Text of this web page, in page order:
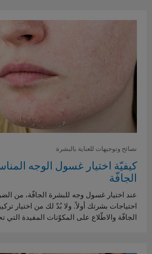
نصائح وتوجيهات للعناية بالبشرة
كيفيّة اختيار غسول الوجه
الجافّة
عند اختيار غسول وجه للبشرة الجافّة، من
احتياجات بشرتك أولاً. ولا بُدّ لك من اختيار
الجافّة والاطّلاع على المكوّنات المفيدة التي